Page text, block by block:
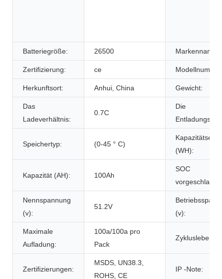
Batteriegröße: 26500 Markenname:
Zertifizierung: ce
Herkunftsort: Anhui, China Gewicht:
Das
Ladeverhältnis:
0.7C
Die
Speichertyp: (0-45 ° C)
(WH):
Kapazität (AH): 100Ah
SOC
Nennspannung
(v):
51.2V
(v):
Maximale
Aufladung:
100a/100a pro
Pack
Zyklusleben:
Zertifizierungen:
MSDS, UN38.3,
ROHS, CE
IP -Note: